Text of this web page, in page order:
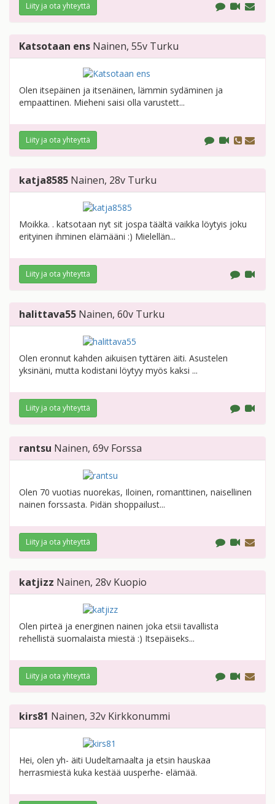
Liity ja ota yhteyttä
Katsotaan ens Nainen, 55v Turku
Olen itsepäinen ja itsenäinen, lämmin sydäminen ja
empaattinen. Mieheni saisi olla varustett...
Liity ja ota yhteyttä
katja8585 Nainen, 28v Turku
Moikka. . katsotaan nyt sit jospa täältä vaikka löytyis joku
erityinen ihminen elämääni :) Mielellän...
Liity ja ota yhteyttä
halittava55 Nainen, 60v Turku
Olen eronnut kahden aikuisen tyttären äiti. Asustelen
yksinäni, mutta kodistani löytyy myös kaksi ...
Liity ja ota yhteyttä
rantsu Nainen, 69v Forssa
Olen 70 vuotias nuorekas, Iloinen, romanttinen, naisellinen
nainen forssasta. Pidän shoppailust...
Liity ja ota yhteyttä
katjizz Nainen, 28v Kuopio
Olen pirteä ja energinen nainen joka etsii tavallista
rehellistä suomalaista miestä :) Itsepäiseks...
Liity ja ota yhteyttä
kirs81 Nainen, 32v Kirkkonummi
Hei, olen yh- äiti Uudeltamaalta ja etsin hauskaa
herrasmiestä kuka kestää uusperhe- elämää.